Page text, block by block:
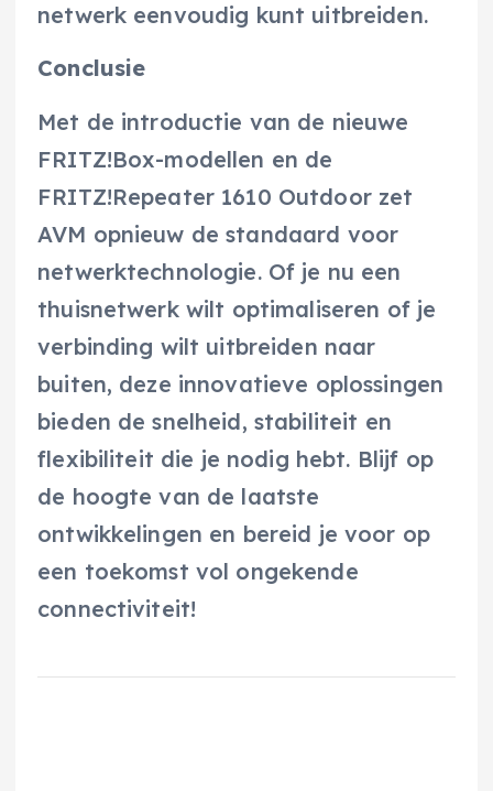
netwerk eenvoudig kunt uitbreiden.
Conclusie
Met de introductie van de nieuwe
FRITZ!Box-modellen en de
FRITZ!Repeater 1610 Outdoor zet
AVM opnieuw de standaard voor
netwerktechnologie. Of je nu een
thuisnetwerk wilt optimaliseren of je
verbinding wilt uitbreiden naar
buiten, deze innovatieve oplossingen
bieden de snelheid, stabiliteit en
flexibiliteit die je nodig hebt. Blijf op
de hoogte van de laatste
ontwikkelingen en bereid je voor op
een toekomst vol ongekende
connectiviteit!